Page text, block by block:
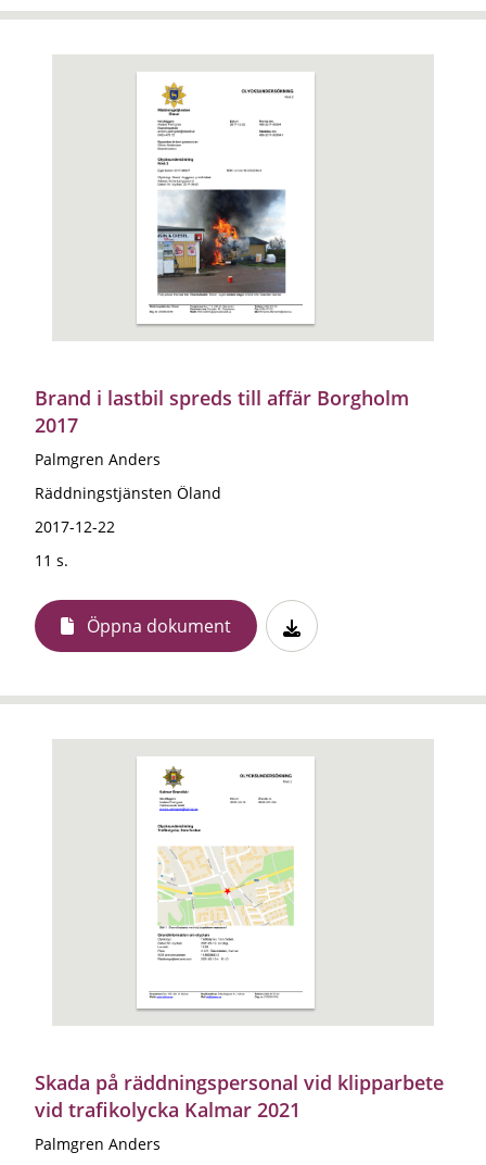
Brand i lastbil spreds till affär Borgholm
2017
Palmgren Anders
Räddningstjänsten Öland
2017-12-22
11 s.
Öppna dokument
Skada på räddningspersonal vid klipparbete
vid trafikolycka Kalmar 2021
Palmgren Anders